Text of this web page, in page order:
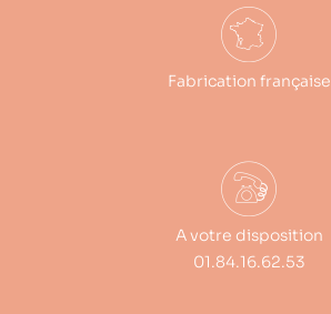
Fabrication française
A votre disposition
01.84.16.62.53